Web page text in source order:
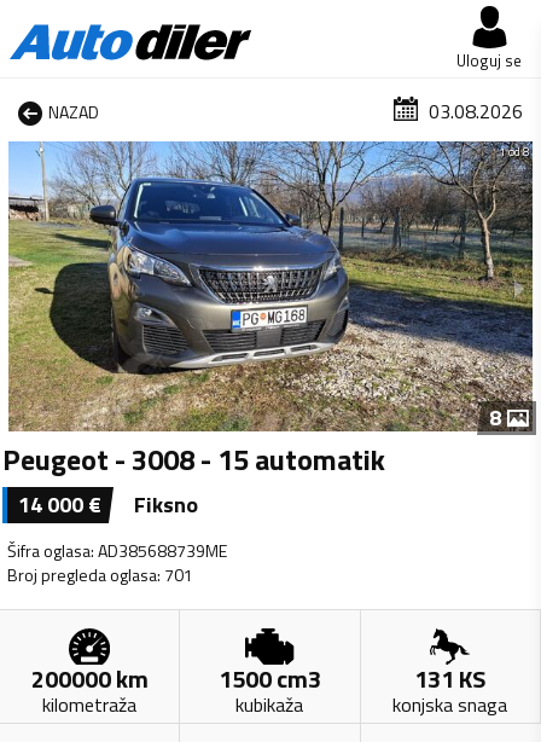
Uloguj se
NAZAD 03.08.2026
1 od 8
8
Peugeot - 3008 - 15 automatik
14 000€ Fiksno
Šifra oglasa:AD385688739ME
Broj pregleda oglasa: 701
200000km
kilometraža
1500cm3
kubikaža
131 KS
konjska snaga